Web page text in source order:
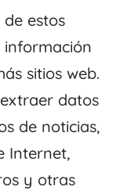
estos
información
sitios web.
datos
de noticias,
Internet,
y otras